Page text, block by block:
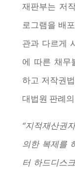
재판부는 저
로그램을 배
관과 다르게
에 따른 채무
하고 저작권
대법원 판례
“지적재산권
의한 복제를
터 하드디스